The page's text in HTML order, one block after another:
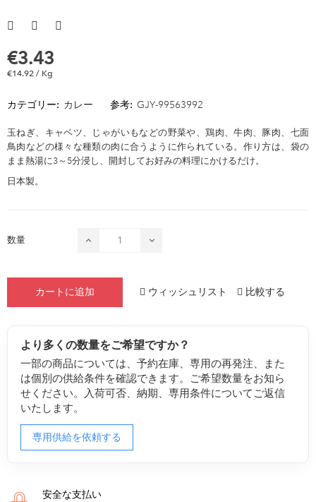
€3.43
€14.92 / Kg
カテゴリー: カレー 参考: GJY-99563992
玉ねぎ、キャベツ、じゃがいもなどの野菜や、鶏肉、牛肉、豚肉、七面
鳥肉などの様々な種類の肉に合うように作られている。作り方は、袋の
まま熱湯に3～5分浸し、開封してお好みの料理にかけるだけ。
日本製。
数量
カートに追加 ウィッシュリスト 比較する
より多くの数量をご希望ですか？
一部の商品については、予約在庫、専用の再発注、また
は個別の供給条件を確認できます。ご希望数量をお知ら
せください。入荷可否、納期、専用条件についてご返信
いたします。
専用供給を依頼する
安全な支払い